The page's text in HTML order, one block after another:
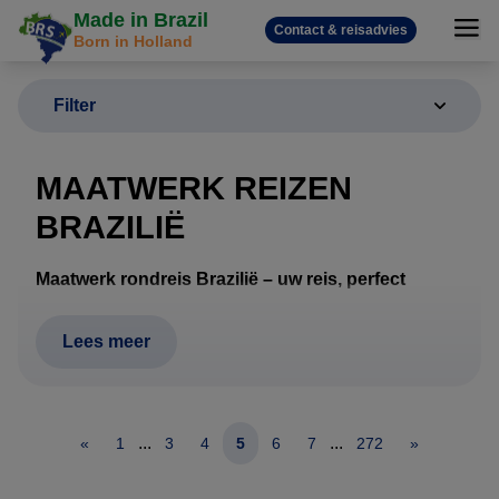
Made in Brazil
Born in Holland
Contact & reisadvies
Filter
MAATWERK REIZEN
BRAZILIË
Maatwerk rondreis Brazilië – uw reis, perfect
Een rondreis door Brazilië vraagt om meer dan alleen
natuur vragen om een doordachte route. Daarom
Lees meer
« 1 ... 3 4 5 6 7 ... 272 »